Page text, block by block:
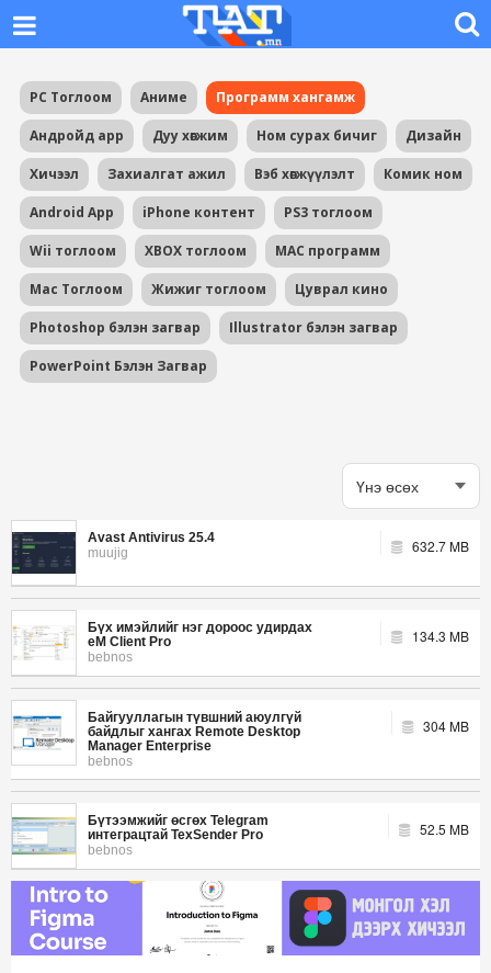
PC Тоглоом Аниме Программ хангамж
Андройд app Дуу хөгжим Ном сурах бичиг Дизайн
Хичээл Захиалгат ажил Вэб хөгжүүлэлт Комик ном
Android App iPhone контент PS3 тоглоом
Wii тоглоом XBOX тоглоом MAC программ
Mac Тоглоом Жижиг тоглоом Цуврал кино
Photoshop бэлэн загвар Illustrator бэлэн загвар
PowerPoint Бэлэн Загвар
Avast Antivirus 25.4
muujig
632.7 MB
Бүх имэйлийг нэг дороос удирдах
eM Client Pro
bebnos
134.3 MB
Байгууллагын түвшний аюулгүй
байдлыг хангах Remote Desktop
Manager Enterprise
bebnos
304 MB
Бүтээмжийг өсгөх Telegram
интеграцтай TexSender Pro
bebnos
52.5 MB